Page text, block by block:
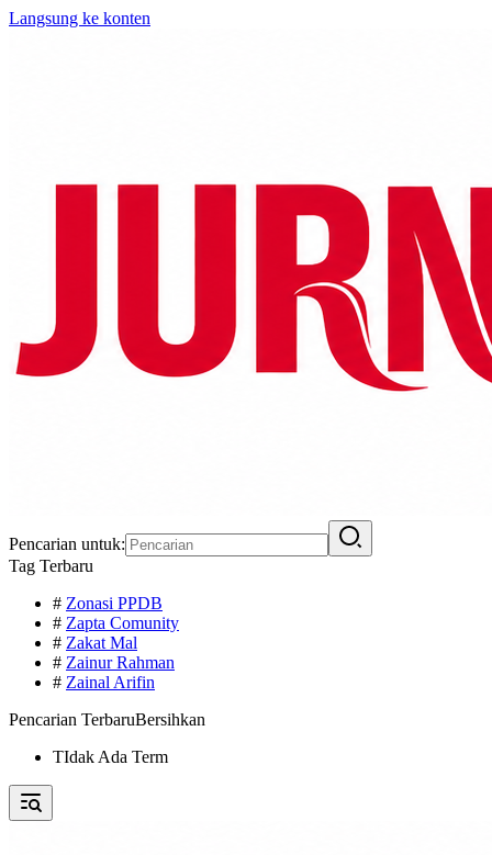
Langsung ke konten
Pencarian untuk:
Tag Terbaru
# Zonasi PPDB
# Zapta Comunity
# Zakat Mal
# Zainur Rahman
# Zainal Arifin
Pencarian TerbaruBersihkan
TIdak Ada Term